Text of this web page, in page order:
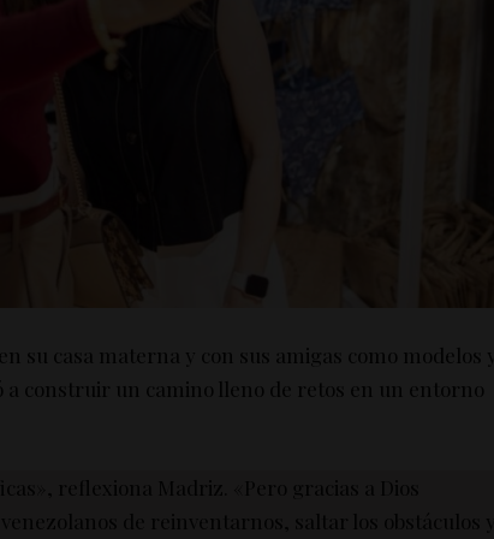
su casa materna y con sus amigas como modelos y
construir un camino lleno de retos en un entorno